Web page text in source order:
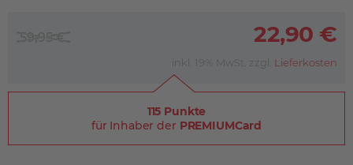
22,90 €
inkl. 19% MwSt. zzgl. Lieferkosten
115 Punkte
für Inhaber der PREMIUMCard